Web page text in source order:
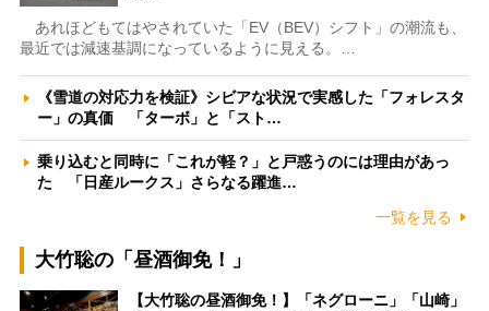
あれほどもてはやされていた「EV（BEV）シフト」の潮流も、
最近では減速基調になっているように見える。…
《雪道の対応力を検証》シビアな状況で実感した「フォレスタ
ー」の真価 「ターボ」と「スト…
乗り込むと同時に「これが軽？」と戸惑うのには理由があっ
た 「日産ルークス」さらなる躍進…
一覧を見る
大竹聡の「昼酒御免！」
【大竹聡の昼酒御免！】「ネグローニ」「山崎」